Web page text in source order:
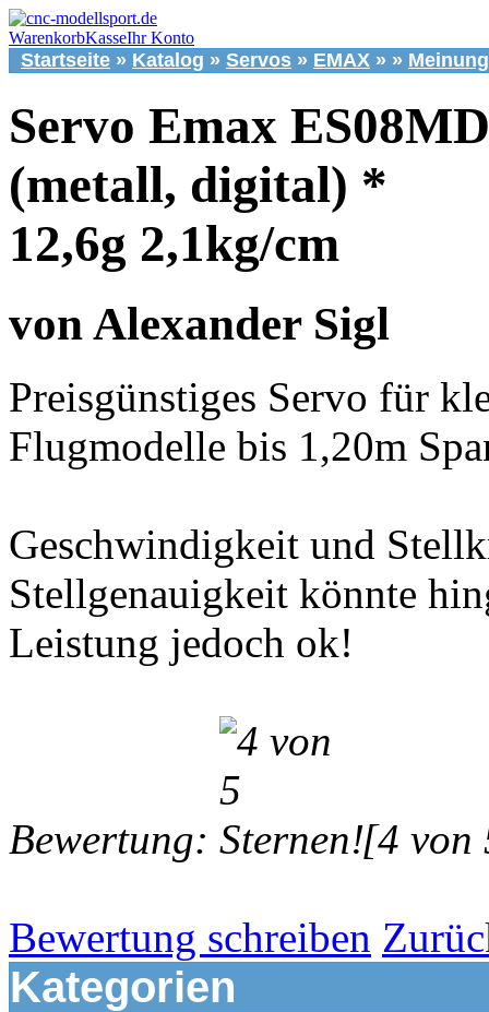
WarenkorbKasseIhr Konto
Startseite » Katalog » Servos » EMAX » »
Servo Emax ES08MD
(metall, digital) *
12,6g 2,1kg/cm
von Alexander Sigl
Preisgünstiges Servo für
Flugmodelle bis 1,20m
Geschwindigkeit und
Stellgenauigkeit könnte
Leistung jedoch ok!
Bewertung: [4 von
Bewertung schreiben
Kategorien